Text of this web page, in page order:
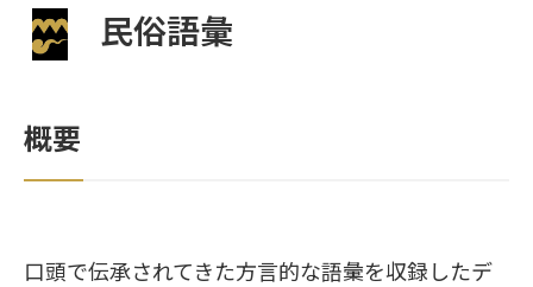
民俗語彙
概要
口頭で伝承されてきた方言的な語彙を収録したデ